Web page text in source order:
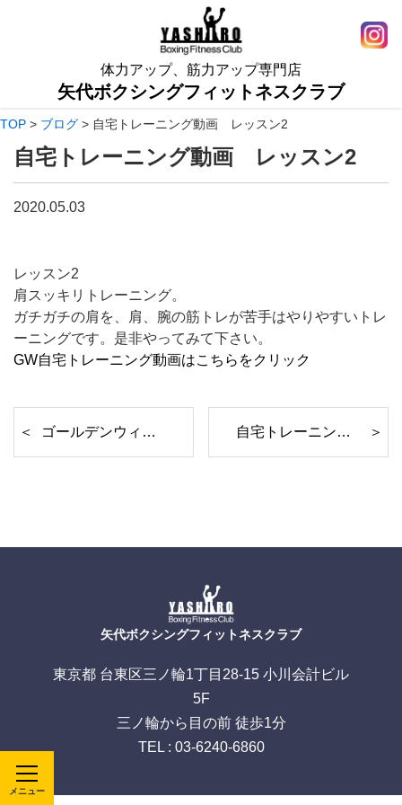
体力アップ、筋力アップ専門店
矢代ボクシングフィットネスクラブ
メニュー
TOP > ブログ > 自宅トレーニング動画 レッスン2
自宅トレーニング動画 レッスン2
2020.05.03
レッスン2
肩スッキリトレーニング。
ガチガチの肩を、肩、腕の筋トレが苦手はやりやすいトレ
ーニングです。是非やってみて下さい。
GW自宅トレーニング動画はこちらをクリック
ゴールデンウィークご自宅トレーニング動画 1 自宅トレーニング レッスン3
矢代ボクシングフィットネスクラブ
東京都 台東区三ノ輪1丁目28-15 小川会計ビル
5F
三ノ輪から目の前 徒歩1分
TEL : 03-6240-6860